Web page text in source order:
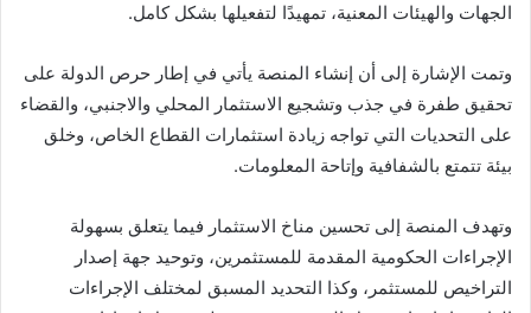
الجهات والهيئات المعنية، تمهيدًا لتفعيلها بشكل كامل.
وتمت الإشارة إلى أن إنشاء المنصة يأتي في إطار حرص الدولة على
تحقيق طفرة في جذب وتشجيع الاستثمار المحلي والاجنبي، والقضاء
على التحديات التي تواجه زيادة استثمارات القطاع الخاص، وخلق
بيئة تتمتع بالشفافية وإتاحة المعلومات.
وتهدف المنصة إلى تحسين مناخ الاستثمار فيما يتعلق بسهولة
الإجراءات الحكومية المقدمة للمستثمرين، وتوحيد جهة إصدار
التراخيص للمستثمر، وكذا التحديد المسبق لمختلف الإجراءات